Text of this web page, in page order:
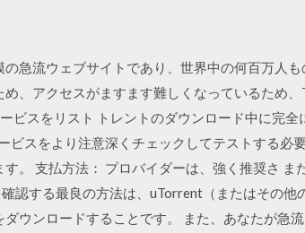
急流ウェブサイトであり、世界中の何百万人
、アクセスがますます難しくなっているため
ビスをリスト トレントのダウンロード中に完
ビスをより注意深くチェックしてテストする必
す。 支払方法： プロバイダーは、強く推奨さ
認する最良の方法は、uTorrent（またはその
ウンロードすることです。 また、あなたが急